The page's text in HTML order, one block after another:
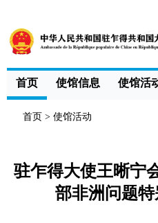
首页 使馆信息 使馆活
首页 > 使馆活动
驻乍得大使王晰宁
部非洲问题